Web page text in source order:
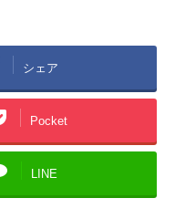
シェア
Pocket
LINE